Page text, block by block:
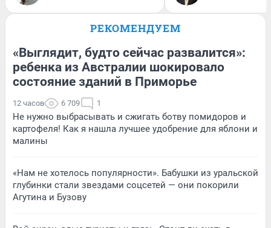
РЕКОМЕНДУЕМ
«Выглядит, будто сейчас развалится»:
ребенка из Австралии шокировало
состояние зданий в Приморье
12 часов 6 709 1
Не нужно выбрасывать и сжигать ботву помидоров и
картофеля! Как я нашла лучшее удобрение для яблони и
малины
«Нам не хотелось популярности». Бабушки из уральской
глубинки стали звездами соцсетей — они покорили
Агутина и Бузову